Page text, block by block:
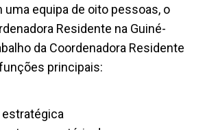
uma equipa de oito pessoas, o
Residente na Guiné-
da Coordenadora Residente
principais: